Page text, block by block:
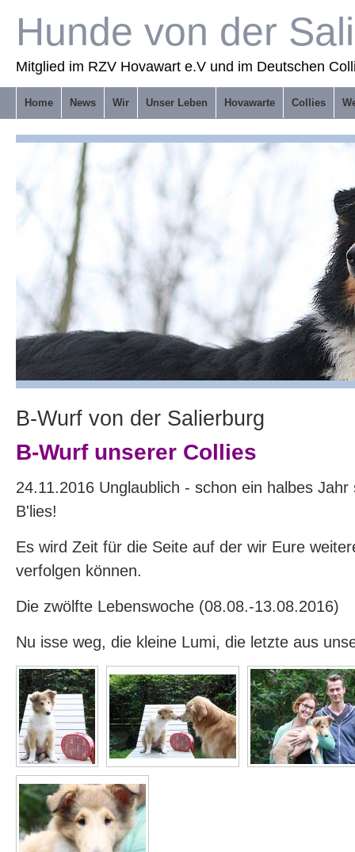
Hunde von der
Mitglied im RZV Hovawart e.V und im Deutschen
Home News Wir Unser Leben Hovawarte Collies
B-Wurf von der Salierburg
B-Wurf unserer Collies
24.11.2016 Unglaublich - schon ein halbes
B'lies!
Es wird Zeit für die Seite auf der wir Eure
verfolgen können.
Die zwölfte Lebenswoche (08.08.-13.08.2016)
Nu isse weg, die kleine Lumi, die letzte aus